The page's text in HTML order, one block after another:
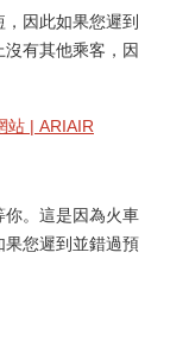
因此如果您遲到
有其他乘客，因
站 | ARIAIR
你。這是因為火車
果您遲到並錯過預